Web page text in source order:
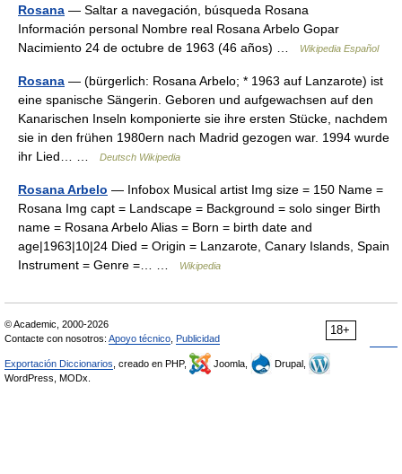
Rosana — Saltar a navegación, búsqueda Rosana
Información personal Nombre real Rosana Arbelo Gopar
Nacimiento 24 de octubre de 1963 (46 años) …
Wikipedia Español
Rosana — (bürgerlich: Rosana Arbelo; * 1963 auf Lanzarote) ist
eine spanische Sängerin. Geboren und aufgewachsen auf den
Kanarischen Inseln komponierte sie ihre ersten Stücke, nachdem
sie in den frühen 1980ern nach Madrid gezogen war. 1994 wurde
ihr Lied… …
Deutsch Wikipedia
Rosana Arbelo — Infobox Musical artist Img size = 150 Name =
Rosana Img capt = Landscape = Background = solo singer Birth
name = Rosana Arbelo Alias = Born = birth date and
age|1963|10|24 Died = Origin = Lanzarote, Canary Islands, Spain
Instrument = Genre =… …
Wikipedia
18+
© Academic, 2000-2026
Contacte con nosotros: Apoyo técnico Publicidad
Exportación Diccionarios , creado en PHP, Joomla,
Drupal,
WordPress, MODx.